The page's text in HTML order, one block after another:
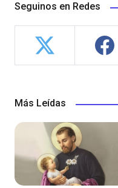
Seguinos en Redes
Más Leídas